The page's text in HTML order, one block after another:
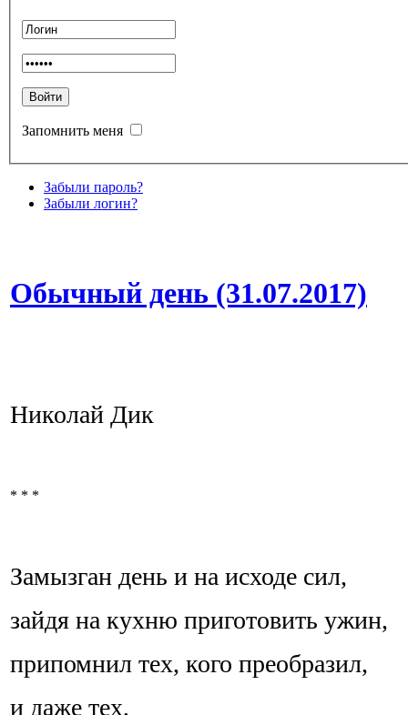
Запомнить меня
Забыли пароль?
Забыли логин?
Обычный день (31.07.2017)
Николай Дик
* * *
Замызган день и на исходе сил,
зайдя на кухню приготовить ужин,
припомнил тех, кого преобразил,
и даже тех,